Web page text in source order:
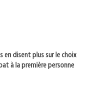
en disent plus sur le choix
à la première personne